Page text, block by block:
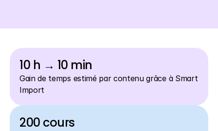
Connexion
10 h → 10 min
Gain de temps estimé par contenu grâce à Smart
Import
200 cours